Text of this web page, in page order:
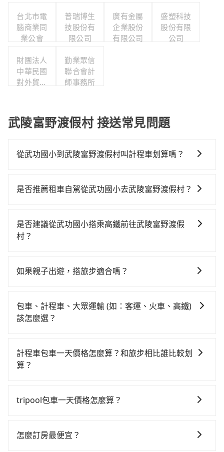
司城邦分
公司
台北市電
腦商業同
業公會
普瑞博生
技股份有
限公司
廣有金屬
企業股份
有限公司
盛塑科技
股份有限
公司
財團法人
中華民國
對外貿易
勤業眾信
聯合會計
師事務所
武陵富野渡假村 接送常見問題
從武功國小到武陵富野渡假村叫計程車划算嗎？
灣大車隊、Uber、Line Taxi、Yoxi等，如果在路邊攔不
看。依照里程跳錶計算，價格約為4,990~6,000元間，但
如改預約tripool可省高達$1,800。關於交通需要特別注
須透過叫車平台或電話叫車，這代表你需要事先預約，
渡假村的最佳選擇。
是否推薦租車自駕從武功國小去武陵富野渡假村？
時不需要閉目養神（因為要自己開車），最重要的是你
當天就要來回，那在台北路邊可隨租隨借的iRent應該是
國小到武陵富野渡假村的花費預估為$2,650~3,350（金
用預估進去，但額外的汽車保險與可能的罰單都需自
付。再者，和運的iRent只提供最基本的車型，如Toyota
擇，而且無人租車最令人詬病的就是車況，打開車門才
發現仍有上一組乘客遺留的垃圾或者撞凹的車門仍未被
還，又或者要還車時卻偏偏找不到停車位，對於急著用
域的限制，實際可停靠的地點與你的上下車地點仍有段
是否建議從武功國小搭乘高鐵前往武陵富野渡假
村？
貴、費時！從最早06:26一直到23:00，台北-台中一天最
元、車程約26分鐘。抵達高鐵站後，步行進站、現場購
票並於月台排隊的時間約25分鐘，再乘坐47~66分鐘
車，搭上小黃後約花70分鐘、車費1,800元後，抵達武陵
富野渡假村 (台中市和平區) 的目的地。全程加上轉車時
送，則每人平均花費約1,400元，費時2小時41分鐘。選
還不馬上來預約tripool！如果你僅有兩位乘車，也可參
如果親子出遊，搭旅步適合嗎？
椅及兒童用增高墊供您選購(租借300元/個)，讓您和孩子
出遊時安全更有保障。
包車、計程車、大眾運輸 (如：客運、火車、高鐵)
該怎麼選？
擇： 預算：不同交通工具價格不同，可先確定您的預
算。計程車最貴，而大眾運輸通常較便宜。 行程：需多
車。 旅行人數：人數多時包車較方便舒適且每個人攤提
車，不趕時間即可選用大眾運輸。 便利性：需要便利性
計程車包車一天價格怎麼算？和旅步相比誰比較划
算？
格通常是根據時間或距離來計算，而且在不同城市和地
之前，最好先詢問清楚具體價格和注意事項。相比之
tripool包車一天價格怎麼算？
需行程的公里數及車型而有所不同，建議可以直接上旅
怎麼訂房最便宜？